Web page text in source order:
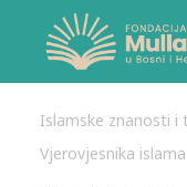
Islamske znanosti i
Vjerovjesnika islama